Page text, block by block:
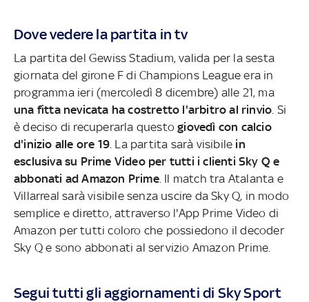
Dove vedere la partita in tv
La partita del Gewiss Stadium, valida per la sesta
giornata del girone F di Champions League era in
programma ieri (mercoledì 8 dicembre) alle 21, ma
una fitta nevicata ha costretto l'arbitro al rinvio . Si
è deciso di recuperarla questogiovedì con calcio
d'inizio alle ore 19 . La partita sarà visibile in
esclusiva su Prime Video per tutti i clienti Sky Q e
abbonati ad Amazon Prime. Il match tra Atalanta e
Villarreal sarà visibile senza uscire da Sky Q, in modo
semplice e diretto, attraverso l'App Prime Video di
Amazon per tutti coloro che possiedono il decoder
Sky Q e sono abbonati al servizio Amazon Prime.
Segui tutti gli aggiornamenti di Sky Sport